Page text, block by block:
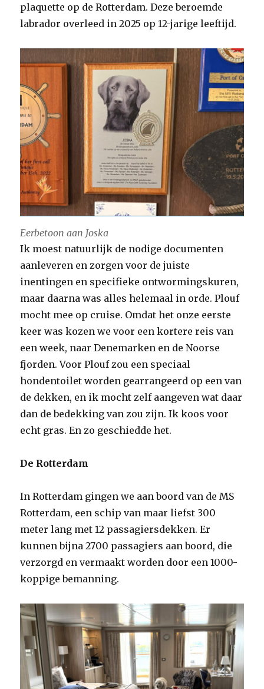
plaquette op de Rotterdam. Deze beroemde
labrador overleed in 2025 op 12-jarige leeftijd.
Eerbetoon aan Joska
Ik moest natuurlijk de nodige documenten
aanleveren en zorgen voor de juiste
inentingen en specifieke ontwormingskuren,
maar daarna was alles helemaal in orde. Plouf
mocht mee op cruise. Omdat het onze eerste
keer was kozen we voor een kortere reis van
een week, naar Denemarken en de Noorse
fjorden. Voor Plouf zou een speciaal
hondentoilet worden gearrangeerd op een van
de dekken, en ik mocht zelf aangeven wat daar
dan de bedekking van zou zijn. Ik koos voor
echt gras. En zo geschiedde het.
De Rotterdam
In Rotterdam gingen we aan boord van de MS
Rotterdam, een schip van maar liefst 300
meter lang met 12 passagiersdekken. Er
kunnen bijna 2700 passagiers aan boord, die
verzorgd en vermaakt worden door een 1000-
koppige bemanning.